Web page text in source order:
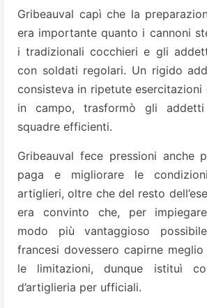
Gribeauval capì che la
era importante quanto i cannoni
i tradizionali cocchieri e gli
con soldati regolari. Un rigido
consisteva in ripetute
in campo, trasformò gli addetti
squadre efficienti.
Gribeauval fece pressioni anche
paga e migliorare le
artiglieri, oltre che del resto
era convinto che, per
modo più vantaggioso
francesi dovessero capirne
le limitazioni, dunque istituì
d’artiglieria per ufficiali.